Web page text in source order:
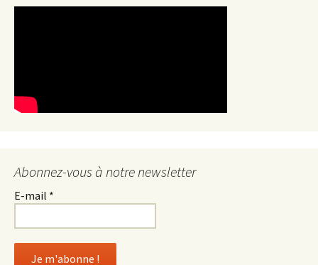
Abonnez-vous à notre newsletter
E-mail *